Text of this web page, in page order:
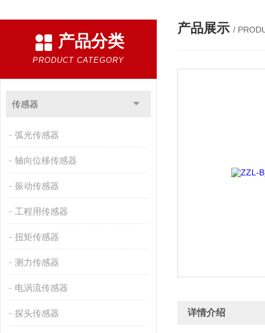
产品分类
PRODUCT CATEGORY
传感器
弧光传感器
轴向位移传感器
振动传感器
工程用传感器
扭矩传感器
测力传感器
电涡流传感器
探头传感器
产品展示 /
详情介绍